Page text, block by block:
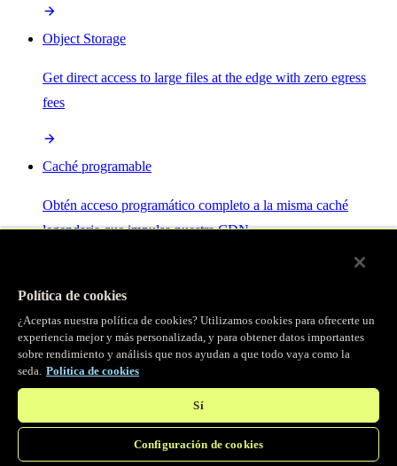
Object Storage
Get direct access to large files at the edge with zero egress
fees
Caché programable
Obtén acceso programático completo a la misma caché
legendaria que impulsa nuestra CDN.
Servidor MCP
Control por IA para tus servicios Fastly.
Política de cookies
¿Aceptas nuestra política de cookies? Utilizamos cookies para ofrecerte un
experiencia mejor y más personalizada, y para obtener datos importantes
sobre rendimiento y análisis que nos ayudan a que todo vaya como la
seda. Política de cookies
Sí
Configuración de cookies